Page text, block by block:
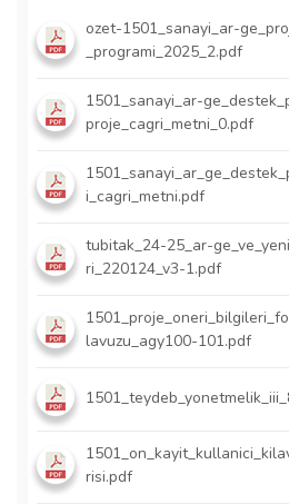
ozet-1501_sanayi_ar-
_programi_2025_2.pdf
1501_sanayi_ar-
proje_cagri_metni_0.pdf
i_cagri_metni.pdf
tubitak_24-25_ar-
ri_220124_v3-1.pdf
lavuzu_agy100-101.pdf
risi.pdf